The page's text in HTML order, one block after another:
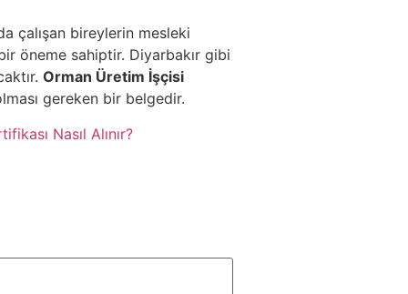
çalışan bireylerin mesleki
öneme sahiptir. Diyarbakır gibi
Orman Üretim İşçisi
gereken bir belgedir.
Nasıl Alınır?